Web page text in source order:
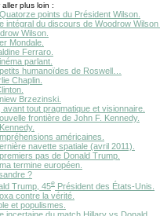
aller plus loin :
Quatorze points du Président Wilson.
intégral du discours de Woodrow
Wilson.
Mondale.
Ferraro.
parlant.
petits humanoïdes de Roswell…
Chaplin.
Brzezinski.
avant tout pragmatique et visionnaire.
frontière de John F. Kennedy.
américaines.
navette spatiale (avril 2011).
premiers pas de Donald Trump.
termine européen.
?
Trump, 45e Président des États-Unis.
contre la vérité.
et populismes.